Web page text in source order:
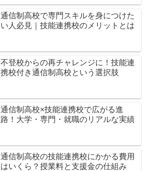
通信制高校で専門スキルを身につけた
い人必見｜技能連携校のメリットとは
不登校からの再チャレンジに！技能連
携校付き通信制高校という選択肢
通信制高校×技能連携校で広がる進
路！大学・専門・就職のリアルな実績
通信制高校の技能連携校にかかる費用
はいくら？授業料と支援金の仕組み